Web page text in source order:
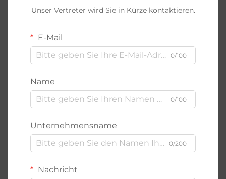
Unser Vertreter wird Sie in Kürze kontaktieren.
E-Mail
0/100
Name
0/100
Unternehmensname
0/200
Nachricht